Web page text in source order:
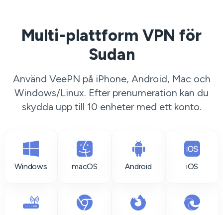
Multi-plattform VPN för
Sudan
Använd VeePN på iPhone, Android, Mac och
Windows/Linux. Efter prenumeration kan du
skydda upp till 10 enheter med ett konto.
Windows macOS Android iOS